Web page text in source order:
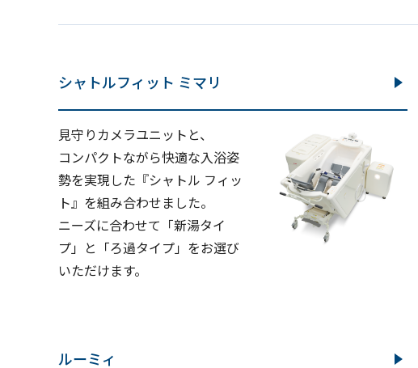
シャトルフィット ミマリ
見守りカメラユニットと、
コンパクトながら快適な入浴姿
勢を実現した『シャトル フィッ
ト』を組み合わせました。
ニーズに合わせて「新湯タイ
プ」と「ろ過タイプ」をお選び
いただけます。
ルーミィ